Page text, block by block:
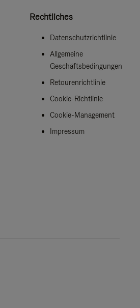
Rechtliches
Datenschutzrichtlinie
Allgemeine
Geschäftsbedingungen
Retourenrichtlinie
Cookie-Richtlinie
Cookie-Management
Impressum